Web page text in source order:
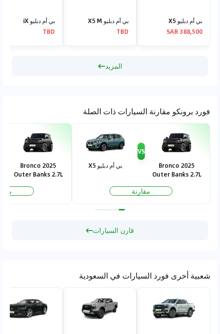
بي أم دبليو X5
388,500 SAR
بي أم دبليو X5 M
TBD
بي أم دبليو iX
TBD
المزيد
فورد برونكو مقارنة السيارات ذات الصلة
Bronco 2025
Outer Banks 2.7L
VS
بي أم دبليو X5
مقارنة
Bronco 2025
Outer Banks 2.7L
قارن السيارات
شعبية أخرى فورد السيارات في السعودية